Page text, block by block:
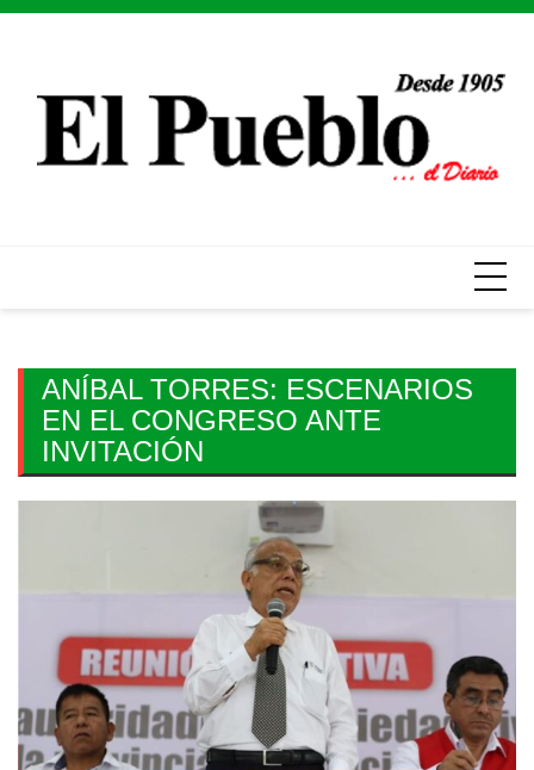
Skip
ANÍBAL TORRES: ESCENARIOS
EN EL CONGRESO ANTE
INVITACIÓN